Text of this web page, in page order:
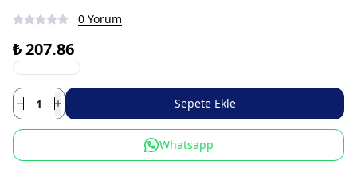
0 Yorum
₺ 207.86
Sepete Ekle
Whatsapp